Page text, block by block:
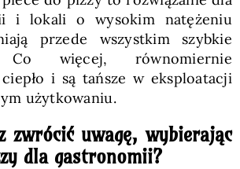
i lokali o wysokim natężeniu
przede wszystkim szybkie
Co więcej, równomiernie
i są tańsze w eksploatacji
użytkowaniu.
zwrócić uwagę, wybierając
dla gastronomii?